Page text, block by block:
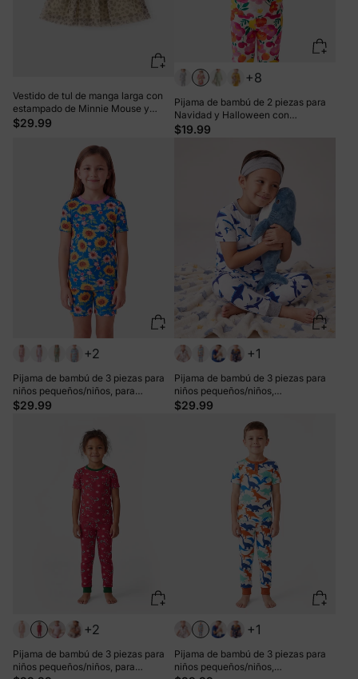
Vestido de tul de manga larga con
estampado de Minnie Mouse y
Mickey y sus amigos de Disney
$29.99
+8
Pijama de bambú de 2 piezas para
Navidad y Halloween con
estampado infantil para bebé o niño
$19.99
+2
Pijama de bambú de 3 piezas para
niños pequeños/niños, para
Navidad/Halloween, 2 en 1, para las
$29.99
+1
Pijama de bambú de 3 piezas para
niños pequeños/niños,
Navidad/Halloween, 2 en 1, para las
$29.99
+2
Pijama de bambú de 3 piezas para
niños pequeños/niños, para
+1
Pijama de bambú de 3 piezas para
niños pequeños/niños,